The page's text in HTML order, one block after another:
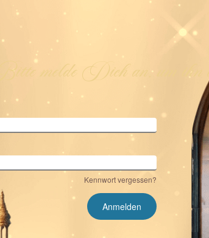
melde Dich an, um ihn
Kennwort vergessen?